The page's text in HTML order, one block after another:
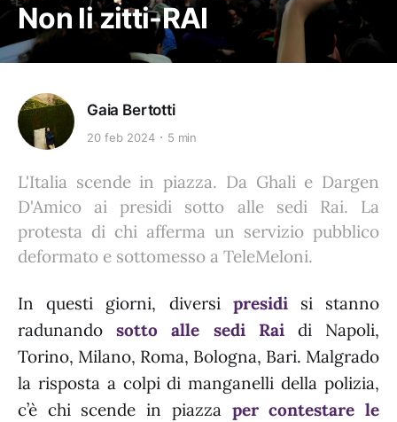
Non li zitti-RAI
Gaia Bertotti
20 feb 2024 5 min
L'Italia scende in piazza. Da Ghali e Dargen
D'Amico ai presidi sotto alle sedi Rai. La
protesta di chi afferma un servizio pubblico
deformato e sottomesso a TeleMeloni.
In questi giorni, diversi presidi si stanno
radunandosotto alle sedi Rai di Napoli,
Torino, Milano, Roma, Bologna, Bari. Malgrado
la risposta a colpi di manganelli della polizia,
c’è chi scende in piazza per contestare le